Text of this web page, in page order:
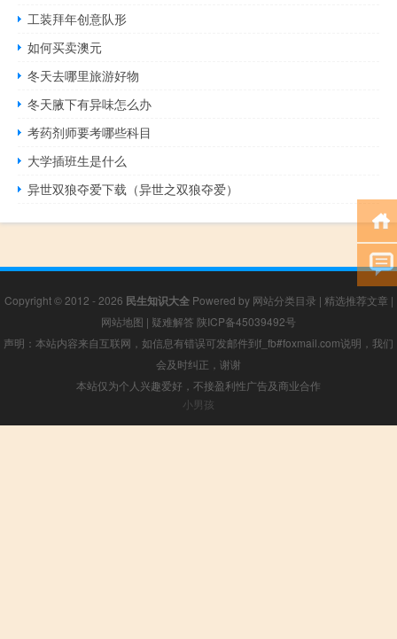
工装拜年创意队形
如何买卖澳元
冬天去哪里旅游好物
冬天腋下有异味怎么办
考药剂师要考哪些科目
大学插班生是什么
异世双狼夺爱下载（异世之双狼夺爱）
Copyright © 2012 - 2026 民生知识大全Powered by 网站分类目录 | 精选推荐文章 |
网站地图 | 疑难解答 陕ICP备45039492号
声明：本站内容来自互联网，如信息有错误可发邮件到f_fb#foxmail.com说明，我们
会及时纠正，谢谢
本站仅为个人兴趣爱好，不接盈利性广告及商业合作
小男孩